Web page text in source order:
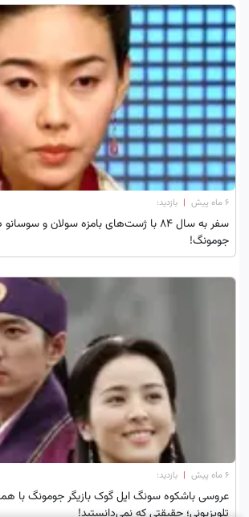
۶ ماه پیش | بازدید:
سفر به سال ۸۴ با ژست‌های بامزه سولان و
جومونگ!
۶ ماه پیش | بازدید:
عروسی باشکوه سونگ ایل گوک بازیگر جومونگ با